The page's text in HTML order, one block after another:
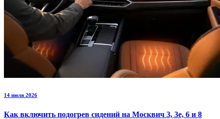
14 июля 2026
Как включить подогрев сидений на Москвич 3, 3е, 6 и 8